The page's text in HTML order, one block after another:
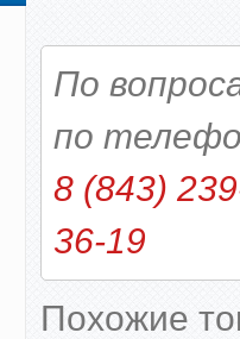
По
по
8 (843)
36-19
Похожие